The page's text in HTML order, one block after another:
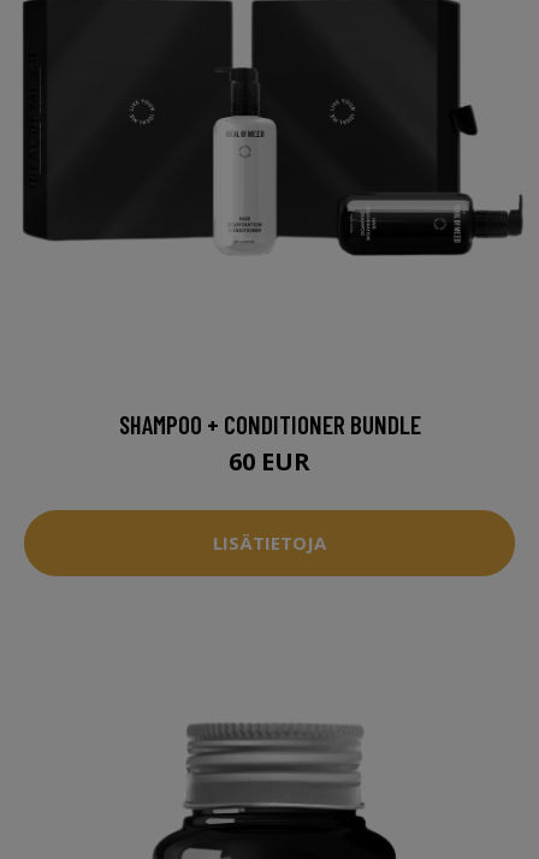
SHAMPOO + CONDITIONER BUNDLE
60 EUR
LISÄTIETOJA